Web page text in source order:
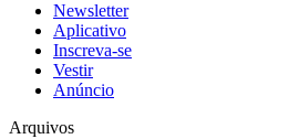
Newsletter
Aplicativo
Inscreva-se
Vestir
Anúncio
Arquivos